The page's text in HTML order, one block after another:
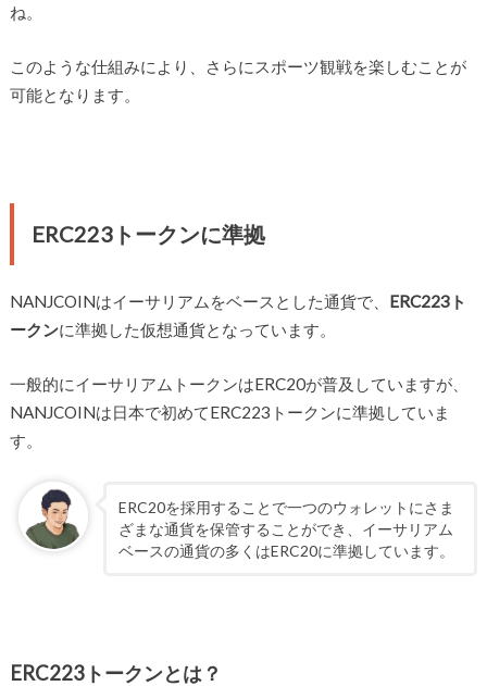
ね。
このような仕組みにより、さらにスポーツ観戦を楽しむことが
可能となります。
ERC223トークンに準拠
NANJCOINはイーサリアムをベースとした通貨で、 ERC223ト
ークンに準拠した仮想通貨となっています。
一般的にイーサリアムトークンはERC20が普及していますが、
NANJCOINは日本で初めてERC223トークンに準拠していま
す。
ERC20を採用することで一つのウォレットにさま
ざまな通貨を保管することができ、イーサリアム
ベースの通貨の多くはERC20に準拠しています。
ERC223トークンとは？